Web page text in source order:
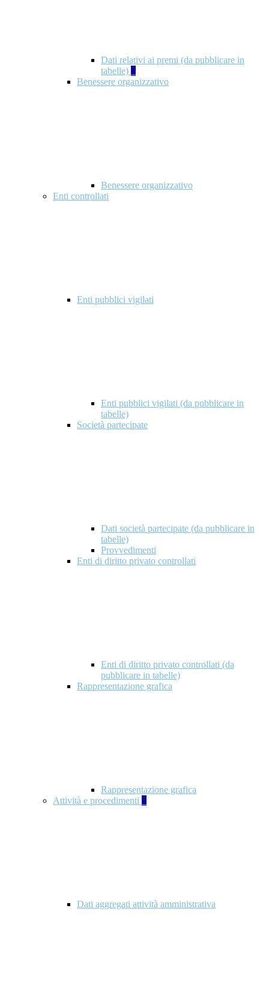
Dati relativi ai premi (da pubblicare in
tabelle) 5
Benessere organizzativo
Benessere organizzativo
Enti controllati
Enti pubblici vigilati
Enti pubblici vigilati (da pubblicare in
tabelle)
Società partecipate
Dati società partecipate (da pubblicare in
tabelle)
Provvedimenti
Enti di diritto privato controllati
Enti di diritto privato controllati (da
pubblicare in tabelle)
Rappresentazione grafica
Rappresentazione grafica
Attività e procedimenti 5
Dati aggregati attività amministrativa